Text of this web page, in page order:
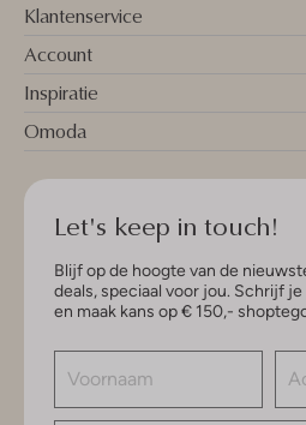
Klantenservice
Account
Inspiratie
Omoda
Let's keep in touch!
Blijf op de hoogte van de
deals, speciaal voor jou. Schrijf
en maak kans op € 150,-